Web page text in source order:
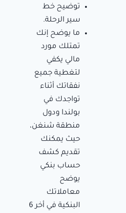
توضيح خط
سير الرحلة.
ما يوضح إنك
تمتلك مورد
مالي يكفي
لتغطية جميع
نفقاتك أثناء
تواجدك في
بولندا ودول
منطقة شنغن،
حيث يمكنك
تقديم كشف
حساب بنكي
يوضح
معاملاتك
البنكية في أخر 6